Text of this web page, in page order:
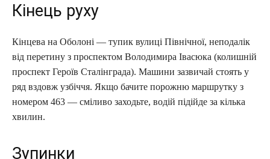
Кінець руху
Кінцева на Оболоні — тупик вулиці Північної, неподалік
від перетину з проспектом Володимира Івасюка (колишній
проспект Героїв Сталінграда). Машини зазвичай стоять у
ряд вздовж узбіччя. Якщо бачите порожню маршрутку з
номером 463 — сміливо заходьте, водій підійде за кілька
хвилин.
Зупинки